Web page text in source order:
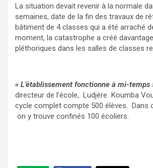
La situation devait revenir à la normale
semaines, date de la fin des travaux de
bâtiment de 4 classes qui a été arraché
moment, la catastrophe a créé
pléthoriques dans les salles de classes
« L’établissement fonctionne à mi-temps
directeur de l’école, Ludjère Koumba
cycle complet compte 500 élèves. Dans
on y trouve confinés 100 écoliers.